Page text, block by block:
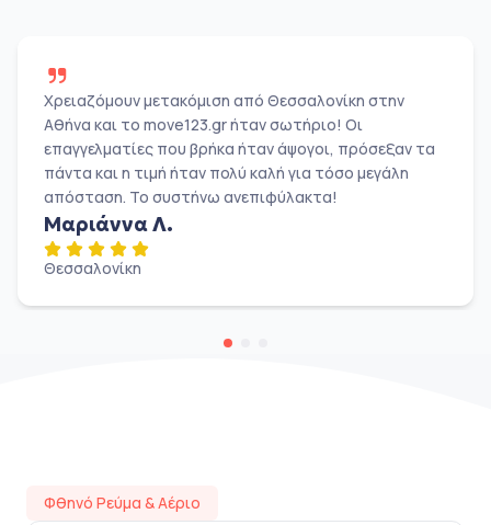
Χρειαζόμουν μετακόμιση από Θεσσαλονίκη στην
Αθήνα και το move123.gr ήταν σωτήριο! Οι
επαγγελματίες που βρήκα ήταν άψογοι, πρόσεξαν τα
πάντα και η τιμή ήταν πολύ καλή για τόσο μεγάλη
απόσταση. Το συστήνω ανεπιφύλακτα!
Μαριάννα Λ.
Θεσσαλονίκη
Φθηνό Ρεύμα & Αέριο